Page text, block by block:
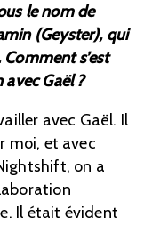
le nom de
(Geyster), qui
s’est
Gaël ?
avec Gaël. Il
moi, et avec
on a
Il était évident